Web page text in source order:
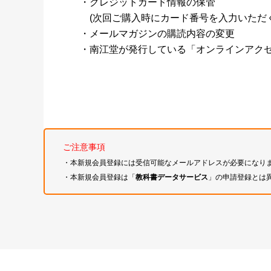
(次回ご購入時にカード番号を入力いただ
・メールマガジンの購読内容の変更
・南江堂が発行している「オンラインアク
ご注意事項
・本新規会員登録には受信可能なメールアドレスが必要になり
・本新規会員登録は「教科書データサービス 」の申請登録とは